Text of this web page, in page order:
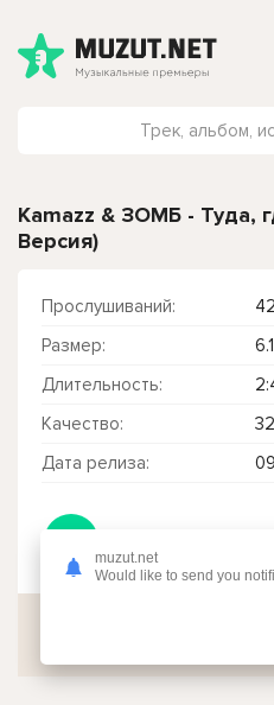
Kamazz & ЗОМБ - Туда,
Версия)
Прослушиваний:
Размер:
Длительность:
Качество:
Дата релиза:
muzut.net
Would like to send you